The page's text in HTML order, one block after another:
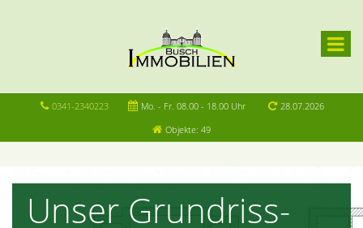
0341-2340223 Mo. - Fr. 08.00 - 18.00 Uhr
28.07.2026
Objekte: 49
Unser Grundriss-